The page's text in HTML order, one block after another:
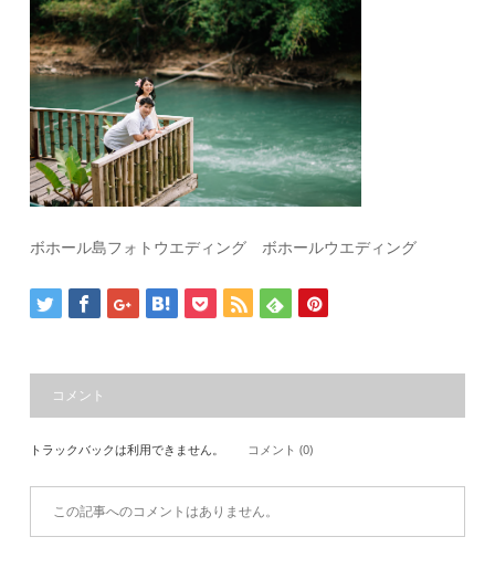
ボホール島フォトウエディング ボホールウエディング
コメント
トラックバックは利用できません。 コメント (0)
この記事へのコメントはありません。